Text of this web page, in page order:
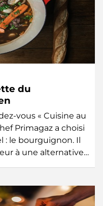
du
vous « Cuisine au
Primagaz a choisi
le bourguignon. Il
à une alternative…